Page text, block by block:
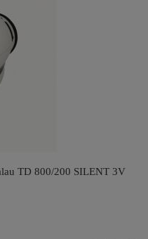
TD 800/200 SILENT 3V